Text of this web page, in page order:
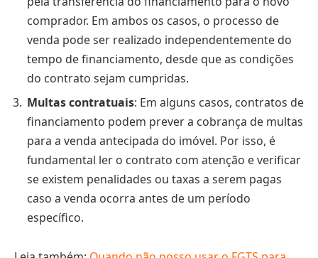
comprador. Em ambos os casos, o processo de
venda pode ser realizado independentemente do
tempo de financiamento, desde que as condições
do contrato sejam cumpridas.
Multas contratuais: Em alguns casos, contratos de
financiamento podem prever a cobrança de multas
para a venda antecipada do imóvel. Por isso, é
fundamental ler o contrato com atenção e verificar
se existem penalidades ou taxas a serem pagas
caso a venda ocorra antes de um período
específico.